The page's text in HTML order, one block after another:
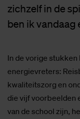
zichzelf in de
ben ik vandaag
In de vorige
energievreters:
kwaliteitszorg en
die vijf voorbeelden
van de school zijn,